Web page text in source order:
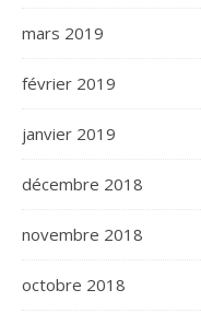
mars 2019
février 2019
janvier 2019
décembre 2018
novembre 2018
octobre 2018